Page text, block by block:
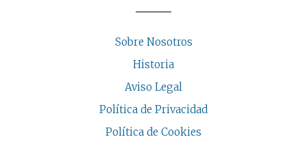
Sobre Nosotros
Historia
Aviso Legal
Política de Privacidad
Política de Cookies